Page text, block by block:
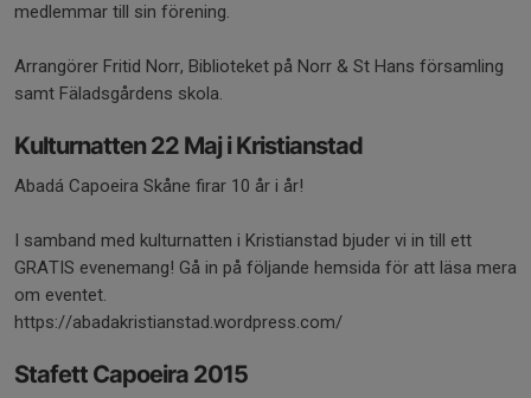
medlemmar till sin förening.
Arrangörer Fritid Norr, Biblioteket på Norr & St Hans församling
samt Fäladsgårdens skola.
Kulturnatten 22 Maj i Kristianstad
Abadá Capoeira Skåne firar 10 år i år!
I samband med kulturnatten i Kristianstad bjuder vi in till ett
GRATIS evenemang! Gå in på följande hemsida för att läsa mera
om eventet.
https://abadakristianstad.wordpress.com/
Stafett Capoeira 2015